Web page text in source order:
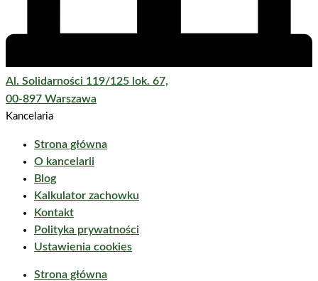
Al. Solidarności 119/125 lok. 67,
00-897 Warszawa
Kancelaria
Strona główna
O kancelarii
Blog
Kalkulator zachowku
Kontakt
Polityka prywatności
Ustawienia cookies
Strona główna